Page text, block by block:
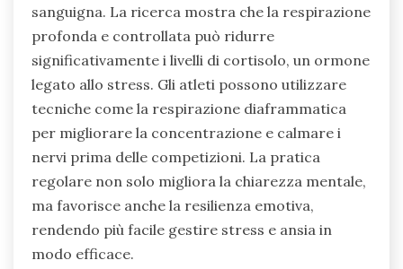
sanguigna. La ricerca mostra che la respirazione
profonda e controllata può ridurre
significativamente i livelli di cortisolo, un ormone
legato allo stress. Gli atleti possono utilizzare
tecniche come la respirazione diaframmatica
per migliorare la concentrazione e calmare i
nervi prima delle competizioni. La pratica
regolare non solo migliora la chiarezza mentale,
ma favorisce anche la resilienza emotiva,
rendendo più facile gestire stress e ansia in
modo efficace.